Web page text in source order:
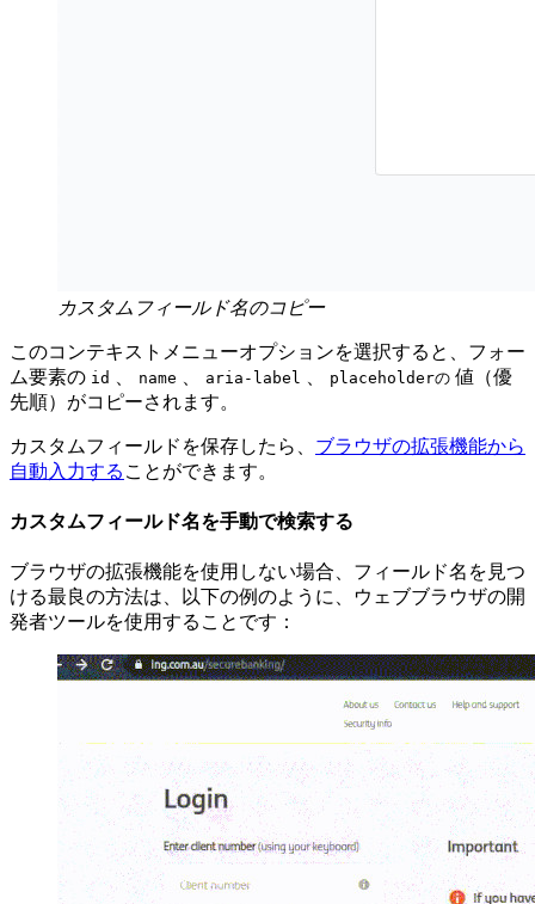
カスタムフィールド名のコピー
このコンテキストメニューオプションを選択すると、フォー
ム要素の id name aria-label placeholderの 値（優
先順）がコピーされます。
カスタムフィールドを保存したら、 ブラウザの拡張機能から
自動入力する ことができます。
カスタムフィールド名を手動で検索する
ブラウザの拡張機能を使用しない場合、フィールド名を見つ
ける最良の方法は、以下の例のように、ウェブブラウザの開
発者ツールを使用することです：